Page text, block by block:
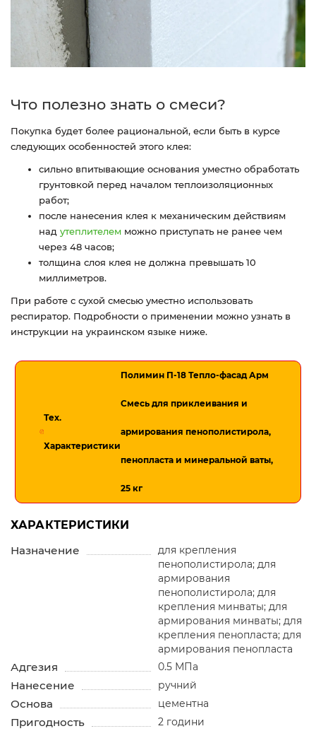
Что полезно знать о смеси?
Покупка будет более рациональной, если быть в курсе
следующих особенностей этого клея:
сильно впитывающие основания уместно обработать
грунтовкой перед началом теплоизоляционных
работ;
после нанесения клея к механическим действиям
над утеплителем можно приступать не ранее чем
через 48 часов;
толщина слоя клея не должна превышать 10
миллиметров.
При работе с сухой смесью уместно использовать
респиратор. Подробности о применении можно узнать в
инструкции на украинском языке ниже.
Тех.
Характеристики
Полимин П-18 Тепло-фасад Арм
Смесь для приклеивания и
армирования пенополистирола,
пенопласта и минеральной ваты,
25 кг
ХАРАКТЕРИСТИКИ
Назначение
для крепления
пенополистирола; для
армирования
пенополистирола; для
крепления минваты; для
армирования минваты; для
крепления пенопласта; для
армирования пенопласта
Адгезия 0.5 МПа
Нанесение ручний
Основа цементна
Пригодность 2 години